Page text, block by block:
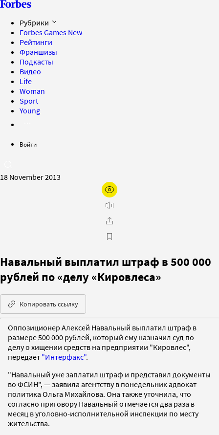
Рубрики
Forbes Games New
Рейтинги
Франшизы
Подкасты
Видео
Life
Woman
Sport
Young
Войти
18 November 2013
Навальный выплатил штраф в 500 000
рублей по «делу «Кировлеса»
Копировать ссылку
Оппозиционер Алексей Навальный выплатил штраф в
размере 500 000 рублей, который ему назначил суд по
делу о хищении средств на предприятии "Кировлес",
передает "Интерфакс".
"Навальный уже заплатил штраф и представил документы
во ФСИН", — заявила агентству в понедельник адвокат
политика Ольга Михайлова. Она также уточнила, что
согласно приговору Навальный отмечается два раза в
месяц в уголовно-исполнительной инспекции по месту
жительства.